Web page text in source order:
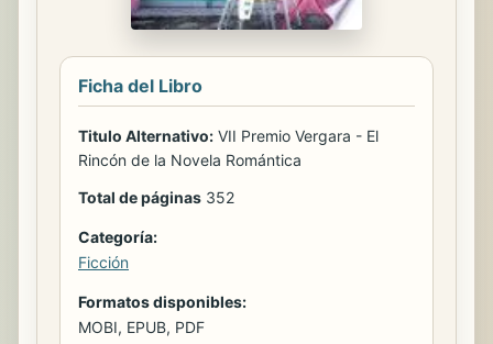
Ficha del Libro
Titulo Alternativo: VII Premio Vergara - El
Rincón de la Novela Romántica
Total de páginas 352
Categoría:
Ficción
Formatos disponibles:
MOBI, EPUB, PDF